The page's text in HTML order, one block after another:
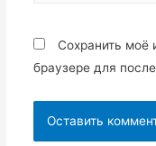
Сохранить моё
браузере для